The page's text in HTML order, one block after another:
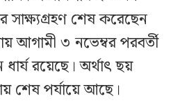
সাক্ষ্যগ্রহণ শেষ করেছেন
আগামী ৩ নভেম্বর পরবর্তী
ধার্য রয়েছে। অর্থাৎ ছয়
শেষ পর্যায়ে আছে।